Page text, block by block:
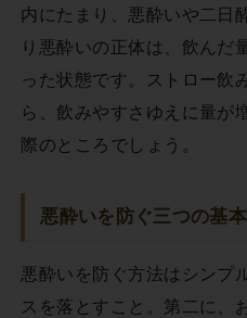
内にたまり、悪酔いや二日
り悪酔いの正体は、飲んだ
った状態です。ストロー飲
ら、飲みやすさゆえに量が
際のところでしょう。
悪酔いを防ぐ三つの基本
悪酔いを防ぐ方法はシンプ
スを落とすこと。第二に、